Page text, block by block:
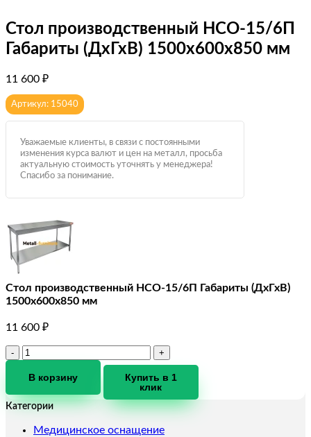
Стол производственный HCO-15/6П
Габариты (ДхГхВ) 1500х600х850 мм
11 600 ₽
Артикул: 15040
Уважаемые клиенты, в связи с постоянными
изменения курса валют и цен на металл, просьба
актуальную стоимость уточнять у менеджера!
Спасибо за понимание.
Стол производственный HCO-15/6П Габариты (ДхГхВ)
1500х600х850 мм
11 600 ₽
Количество
Стол
производственный
HCO-
Габариты
В корзину
Купить в 1
клик
Категории
Медицинское оснащение